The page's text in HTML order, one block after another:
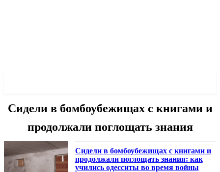
Сидели в бомбоубежищах с книгами и
продолжали поглощать знания
Сидели в бомбоубежищах с книгами и
продолжали поглощать знания: как
учились одесситы во время войны